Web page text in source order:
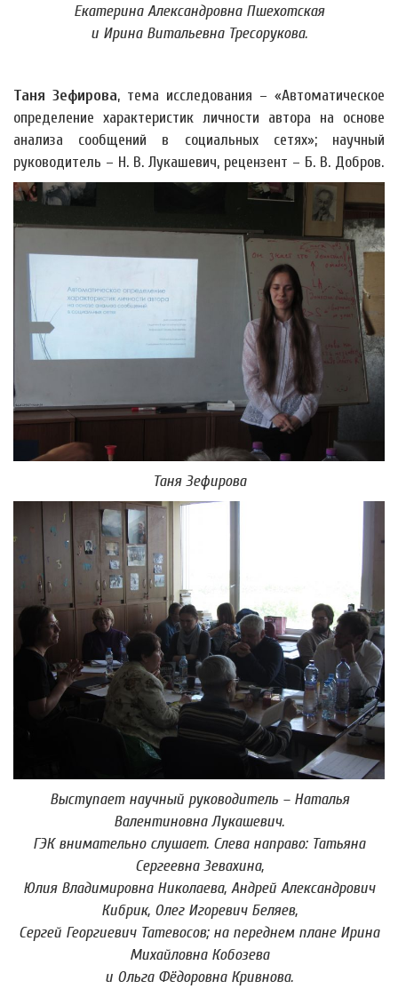
Екатерина Александровна Пшехотская
и Ирина Витальевна Тресорукова.
Таня Зефирова, тема исследования – «Автоматическое
определение характеристик личности автора на основе
анализа сообщений в социальных сетях»; научный
руководитель – Н. В. Лукашевич, рецензент – Б. В. Добров.
Таня Зефирова
Выступает научный руководитель – Наталья
Валентиновна Лукашевич.
ГЭК внимательно слушает. Слева направо: Татьяна
Сергеевна Зевахина,
Юлия Владимировна Николаева, Андрей Александрович
Кибрик, Олег Игоревич Беляев,
Сергей Георгиевич Татевосов; на переднем плане Ирина
Михайловна Кобозева
и Ольга Фёдоровна Кривнова.